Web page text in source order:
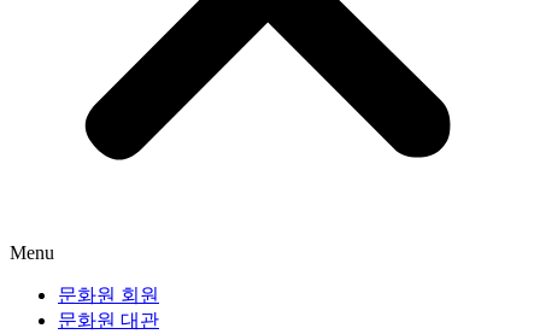
Menu
문화원 회원
문화원 대관